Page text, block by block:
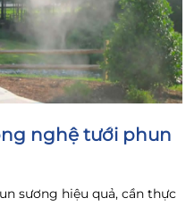
nghệ tưới phun
sương hiệu quả, cần thực